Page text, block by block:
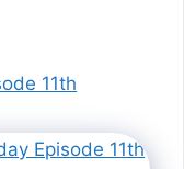
11th
Episode 11th